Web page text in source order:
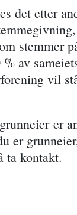
det etter
stemmer
av
vil
er
er
ta kontakt.